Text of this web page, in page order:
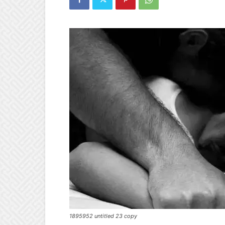
1895952 untitled 23 copy